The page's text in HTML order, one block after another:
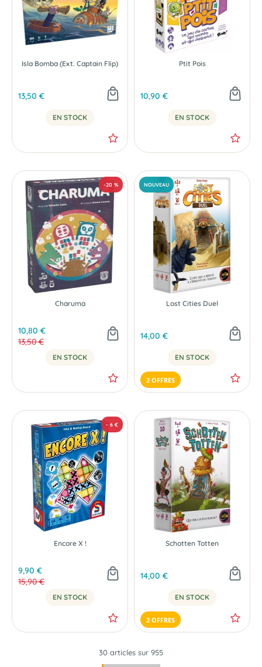
PRÉCOMMANDE
Isla Bomba (Ext. Captain Flip)
13,50 €
EN STOCK
Ptit Pois
10,90 €
EN STOCK
Charuma
10,80 €
13,50 €
EN STOCK
Lost Cities Duel
14,00 €
EN STOCK
2 OFFRES
Encore X !
9,90 €
15,90 €
EN STOCK
Schotten Totten
14,00 €
EN STOCK
2 OFFRES
30 articles sur 955